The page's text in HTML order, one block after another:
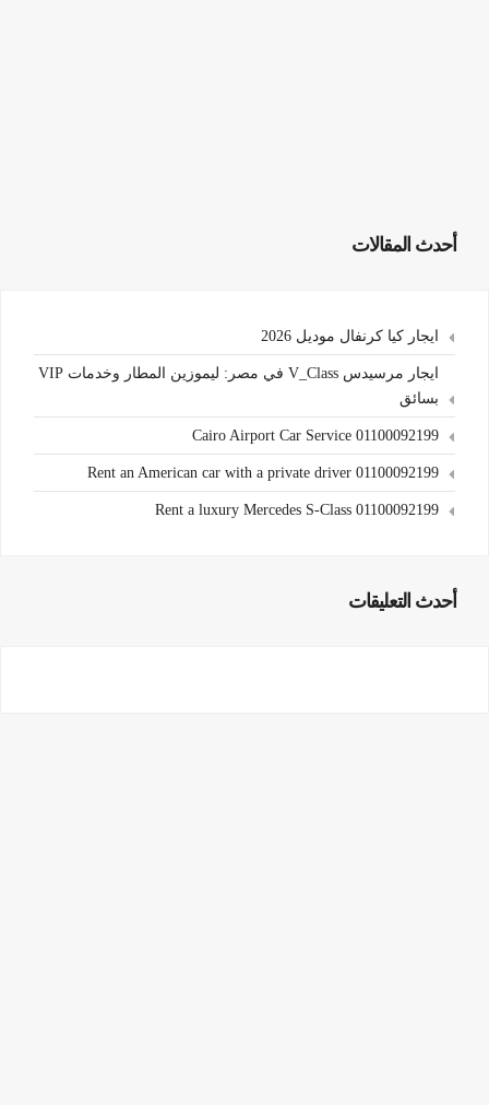
أحدث المقالات
ايجار كيا كرنفال موديل 2026
ايجار مرسيدس V_Class في مصر: ليموزين المطار وخدمات VIP
بسائق
Cairo Airport Car Service 01100092199
Rent an American car with a private driver 01100092199
Rent a luxury Mercedes S-Class 01100092199
أحدث التعليقات